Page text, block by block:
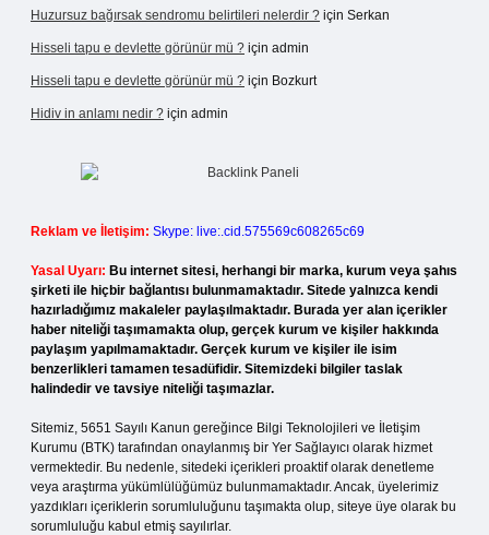
Huzursuz bağırsak sendromu belirtileri nelerdir ? için Serkan
Hisseli tapu e devlette görünür mü ? için admin
Hisseli tapu e devlette görünür mü ? için Bozkurt
Hidiv in anlamı nedir ? için admin
Reklam ve İletişim: Skype: live:.cid.575569c608265c69
Yasal Uyarı: Bu internet sitesi, herhangi bir marka, kurum veya şahıs
şirketi ile hiçbir bağlantısı bulunmamaktadır. Sitede yalnızca kendi
hazırladığımız makaleler paylaşılmaktadır. Burada yer alan içerikler
haber niteliği taşımamakta olup, gerçek kurum ve kişiler hakkında
paylaşım yapılmamaktadır. Gerçek kurum ve kişiler ile isim
benzerlikleri tamamen tesadüfidir. Sitemizdeki bilgiler taslak
halindedir ve tavsiye niteliği taşımazlar.
Sitemiz, 5651 Sayılı Kanun gereğince Bilgi Teknolojileri ve İletişim
Kurumu (BTK) tarafından onaylanmış bir Yer Sağlayıcı olarak hizmet
vermektedir. Bu nedenle, sitedeki içerikleri proaktif olarak denetleme
veya araştırma yükümlülüğümüz bulunmamaktadır. Ancak, üyelerimiz
yazdıkları içeriklerin sorumluluğunu taşımakta olup, siteye üye olarak bu
sorumluluğu kabul etmiş sayılırlar.